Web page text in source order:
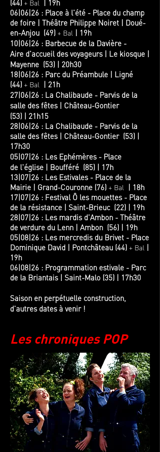
(44) + Bal | 19h
06|06|26 : Place à l'été - Place du champ
de foire | Théâtre Philippe Noiret | Doué-
en-Anjou (49) + Bal | 19h
10|06|26 : Barbecue de la Davière -
Aire d'accueil des voyageurs | Le kiosque |
Mayenne (53) | 20h30
18|06|26 : Parc du Préambule | Ligné
(44) + Bal | 21h
27|06|26 : La Chalibaude - Parvis de la
salle desfêtes| Château-Gontier
(53) | 21h15
28|06|26 : La Chalibaude - Parvis de la
salle desfêtes| Château-Gontier (53) |
17h30
05|07|26 : Les Ephémères - Place
de l'église | Boufféré (85) | 17h
13|07|26 : Les Estivales - Place de la
Mairie | Grand-Couronne (76) + Bal | 18h
17|07|26 : Festival Ô les mouettes - Place
de la résistance | Saint-Brieuc (22) | 19h
28|07|26 : Les mardis d'Ambon - Théâtre
de verdure du Lenn | Ambon (56) | 19h
05|08|26 : Les mercredis du Brivet - Place
Dominique David | Pontchâteau (44) + Bal |
19h
06|08|26 : Programmation estivale - Parc
de la Briantais | Saint-Malo (35) | 17h30
Saison en perpétuelle construction,
d'autres dates à venir !
Les chroniques POP